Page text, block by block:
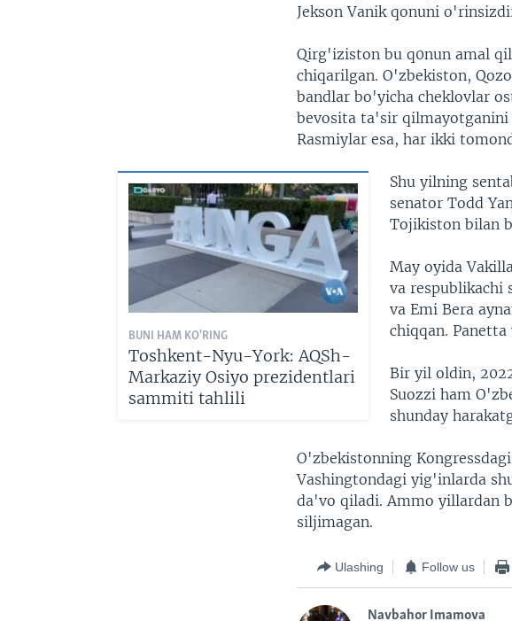
Jekson Vanik qonuni
Qirg'iziston bu q0nun amal
chiqarilgan. O'zbekiston,
bandlar bo'yicha cheklovlar
bevosita ta'sir
Rasmiylar esa, har ikki
BUNI HAM KO'RING
Toshkent-Nyu-York: AQSh-
Markaziy Osiyo prezidentlari
sammiti tahlili
Shu yilning
senator Todd
Tojikiston bilan
May oyida
va respublikachi
va Emi Bera
chiqqan.
Bir yil oldin,
Suozzi ham
shunday
O'zbekistonning
Vashingtondagi yig'inlarda
da'vo qiladi. Ammo yillardan
siljimagan.
Ulashing Follow us
Navbahor Imamova